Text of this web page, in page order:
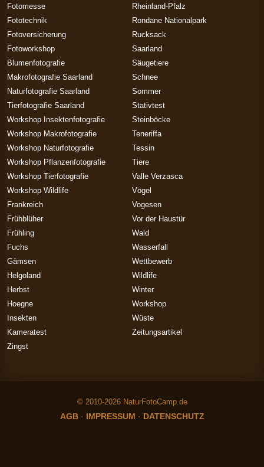
Fotomesse
Fototechnik
Fotoversicherung
Fotoworkshop
Blumenfotografie
Makrofotografie Saarland
Naturfotografie Saarland
Tierfotografie Saarland
Workshop Insektenfotografie
Workshop Makrofotografie
Workshop Naturfotografie
Workshop Pflanzenfotografie
Workshop Tierfotografie
Workshop Wildlife
Frankreich
Frühblüher
Frühling
Fuchs
Gämsen
Helgoland
Herbst
Hoegne
Insekten
Kameratest
Rheinland-Pfalz
Rondane Nationalpark
Rucksack
Saarland
Säugetiere
Schnee
Sommer
Stativtest
Steinböcke
Teneriffa
Tessin
Tiere
Valle Verzasca
Vögel
Vogesen
Vor der Haustür
Wald
Wasserfall
Wettbewerb
Wildlife
Winter
Workshop
Wüste
Zeitungsartikel
Zingst
© 2010-2026 NaturFotoCamp.de
AGB· IMPRESSUM · DATENSCHUTZ